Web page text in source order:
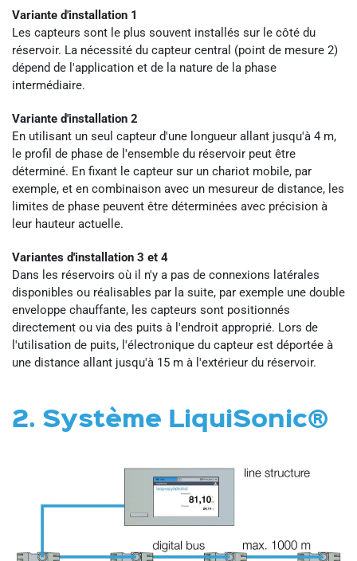
Variante d'installation 1
Les capteurs sont le plus souvent installés sur le côté du
réservoir. La nécessité du capteur central (point de mesure 2)
dépend de l'application et de la nature de la phase
intermédiaire.
Variante d'installation 2
En utilisant un seul capteur d'une longueur allant jusqu'à 4 m,
le profil de phase de l'ensemble du réservoir peut être
déterminé. En fixant le capteur sur un chariot mobile, par
exemple, et en combinaison avec un mesureur de distance, les
limites de phase peuvent être déterminées avec précision à
leur hauteur actuelle.
Variantes d'installation 3 et 4
Dans les réservoirs où il n'y a pas de connexions latérales
disponibles ou réalisables par la suite, par exemple une double
enveloppe chauffante, les capteurs sont positionnés
directement ou via des puits à l'endroit approprié. Lors de
l'utilisation de puits, l'électronique du capteur est déportée à
une distance allant jusqu'à 15 m à l'extérieur du réservoir.
2. Système LiquiSonic®